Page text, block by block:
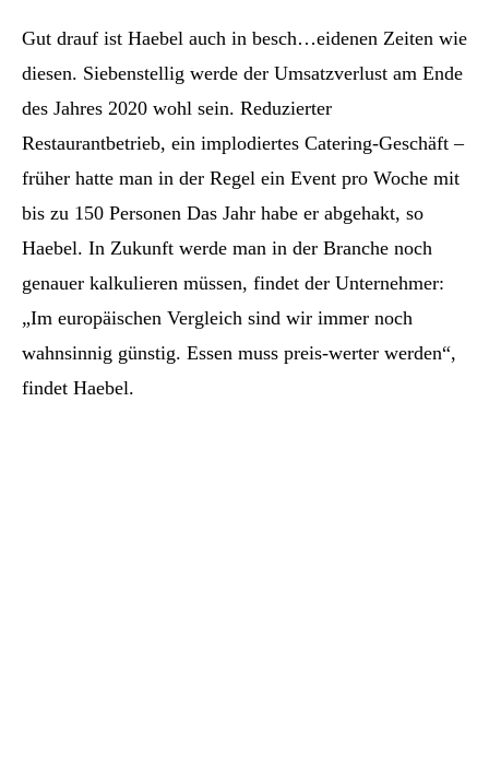
Gut drauf ist Haebel auch in besch…eidenen Zeiten wie
diesen. Siebenstellig werde der Umsatzverlust am Ende
des Jahres 2020 wohl sein. Reduzierter
Restaurantbetrieb, ein implodiertes Catering-Geschäft –
früher hatte man in der Regel ein Event pro Woche mit
bis zu 150 Personen Das Jahr habe er abgehakt, so
Haebel. In Zukunft werde man in der Branche noch
genauer kalkulieren müssen, findet der Unternehmer:
„Im europäischen Vergleich sind wir immer noch
wahnsinnig günstig. Essen muss preis-werter werden“,
findet Haebel.